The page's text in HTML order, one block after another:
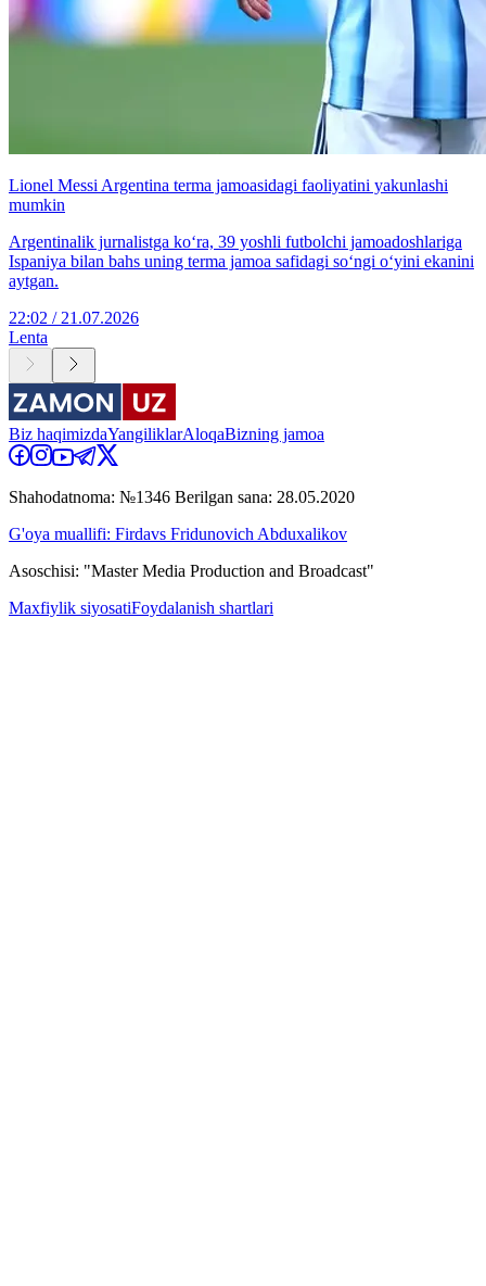
Lionel Messi Argentina terma jamoasidagi faoliyatini yakunlashi
mumkin
Argentinalik jurnalistga ko‘ra, 39 yoshli futbolchi jamoadoshlariga
Ispaniya bilan bahs uning terma jamoa safidagi so‘ngi o‘yini ekanini
aytgan.
22:02 / 21.07.2026
Lenta
Biz haqimizdaYangiliklarAloqaBizning jamoa
Shahodatnoma: №1346 Berilgan sana: 28.05.2020
G'oya muallifi: Firdavs Fridunovich Abduxalikov
Asoschisi: "Master Media Production and Broadcast"
Maxfiylik siyosatiFoydalanish shartlari